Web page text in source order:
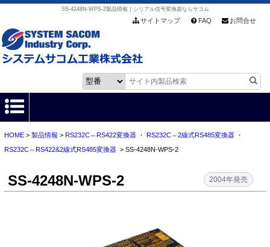
SS-4248N-WPS-2製品情報｜シリアル信号変換器ならサコム
サイトマップ FAQ お問合せ
HOME
各種ダウンロード
HOME> 製品情報 > RS232C⇔RS422変換器・ RS232C⇔2線式RS485変換器・
RS232C⇔RS422&2線式RS485変換器> SS-4248N-WPS-2
SS-4248N-WPS-2 2004年発売